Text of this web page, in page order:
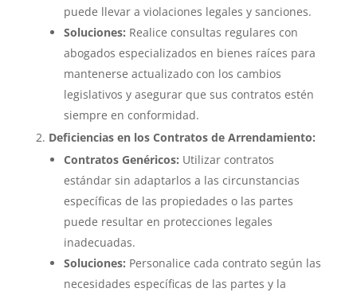
puede llevar a violaciones legales y sanciones.
Soluciones: Realice consultas regulares con
abogados especializados en bienes raíces para
mantenerse actualizado con los cambios
legislativos y asegurar que sus contratos estén
siempre en conformidad.
Deficiencias en los Contratos de Arrendamiento:
Contratos Genéricos: Utilizar contratos
estándar sin adaptarlos a las circunstancias
específicas de las propiedades o las partes
puede resultar en protecciones legales
inadecuadas.
Soluciones: Personalice cada contrato según las
necesidades específicas de las partes y la